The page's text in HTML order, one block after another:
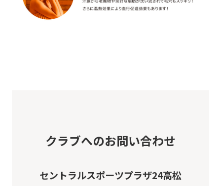
クラブへのお問い合わせ
セントラルスポーツプラザ24高松